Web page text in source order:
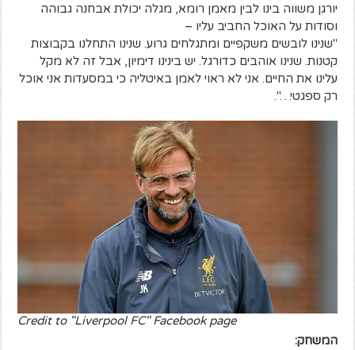
יורגן משווה בינו לבין מאמן רומא, מגלה יכולת אבחנה גבוהה
וסודות על האוכל החביב עליו –
"שנינו לובשים משקפיים ומתגלחים גרוע. שנינו התחלנו בקבוצות
קטנות. שנינו אוהבים כדורגל. יש בינינו דימיון, אבל זה לא מקל
עלינו את החיים. אני לא ראוי לאמן באיטליה כי במסעדות אני אוכל
רק ספגטי…".
Credit to "Liverpool FC" Facebook page
המשחק: